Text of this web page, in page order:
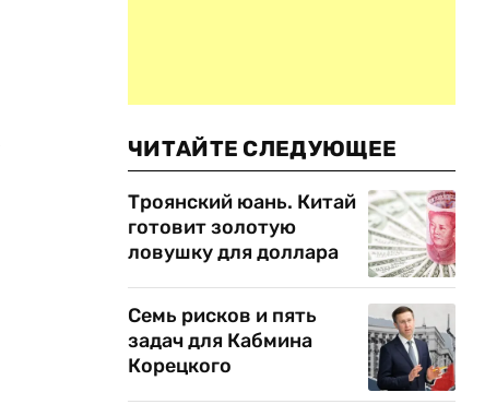
ЧИТАЙТЕ СЛЕДУЮЩЕЕ
Троянский юань. Китай
готовит золотую
ловушку для доллара
Семь рисков и пять
задач для Кабмина
Корецкого